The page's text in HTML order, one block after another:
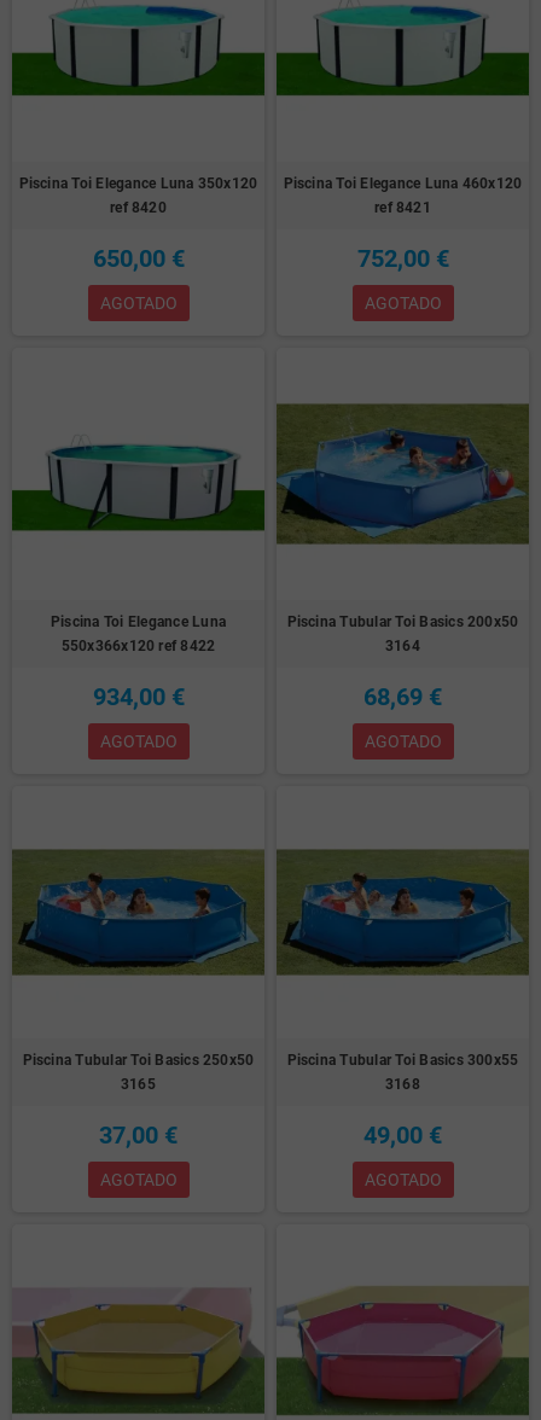
Piscina Toi Elegance Luna 350x120
ref 8420
650,00 €
AGOTADO
Piscina Toi Elegance Luna 460x120
ref 8421
752,00 €
AGOTADO
Piscina Toi Elegance Luna
550x366x120 ref 8422
934,00 €
AGOTADO
Piscina Tubular Toi Basics 200x50
3164
68,69 €
AGOTADO
Piscina Tubular Toi Basics 250x50
3165
37,00 €
AGOTADO
Piscina Tubular Toi Basics 300x55
3168
49,00 €
AGOTADO